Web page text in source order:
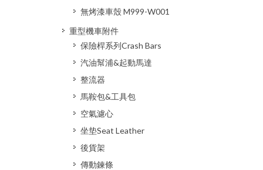
無烤漆車殼 M999-W001
重型機車附件
保險桿系列Crash Bars
汽油幫浦&起動馬達
整流器
馬鞍包&工具包
空氣濾心
坐垫Seat Leather
後貨架
傳動鍊條